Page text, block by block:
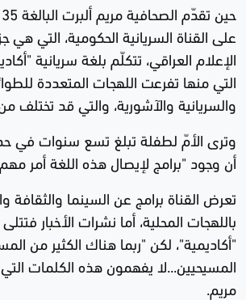
على القناة السريانية الحكومية، التي
الإعلام العراقي، تتكلّم بلغة سريانية
التي منها تفرعت اللهجات المتعددة
والسريانية والآشورية، والتي قد تختلف
وترى الأمّ لطفلة تبلغ تسع سنوات في
أن وجود "برامج لإيصال هذه اللغة أمر
تعرض القناة برامج عن السينما والثقافة
باللهجات المحلية، أما نشرات الأخبار
"أكاديمية"، لكن "ربما هناك الكثير من
المسيحيين...لا يفهمون هذه الكلمات
مريم.